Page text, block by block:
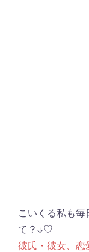
こいくる私も
て？↓♡
彼氏・彼女、恋